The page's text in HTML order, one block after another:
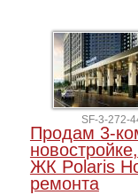
SF-3-272-
Продам 3-
новостройке,
ЖК Polaris
ремонта